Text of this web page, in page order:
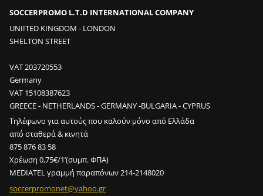
0
0
ε
;
2
SOCCERPROMO L.T.D INTERNATIONAL COMPANY
UNIITED KINGDOM - LONDON
SHELTON STREET
VAT 203720553
Germany
VAT 15108387623
GREECE - NETHERLANDS - GERMANY -BULGARIA - CYPRUS
Τηλέφωνο για αυτούς που καλούν μόνο από Ελλάδα
από σταθερά & κινητά
875 876 83 58
Χρέωση 0,75€/1’(συμπ. ΦΠΑ)
MEDIATEL γραμμή παραπόνων 214-2148020
soccerpromonet@yahoo.gr